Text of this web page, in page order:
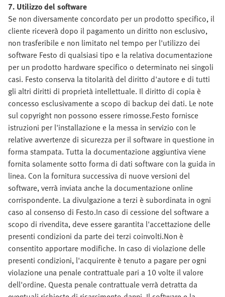
7. Utilizzo del software
Se non diversamente concordato per un prodotto specifico, il
cliente riceverà dopo il pagamento un diritto non esclusivo,
non trasferibile e non limitato nel tempo per l'utilizzo dei
software Festo di qualsiasi tipo e la relativa documentazione
per un prodotto hardware specifico o determinato nei singoli
casi. Festo conserva la titolarità del diritto d'autore e di tutti
gli altri diritti di proprietà intellettuale. Il diritto di copia è
concesso esclusivamente a scopo di backup dei dati. Le note
sul copyright non possono essere rimosse.Festo fornisce
istruzioni per l'installazione e la messa in servizio con le
relative avvertenze di sicurezza per il software in questione in
forma stampata. Tutta la documentazione aggiuntiva viene
fornita solamente sotto forma di dati software con la guida in
linea. Con la fornitura successiva di nuove versioni del
software, verrà inviata anche la documentazione online
corrispondente. La divulgazione a terzi è subordinata in ogni
caso al consenso di Festo.In caso di cessione del software a
scopo di rivendita, deve essere garantita l'accettazione delle
presenti condizioni da parte dei terzi coinvolti.Non è
consentito apportare modifiche. In caso di violazione delle
presenti condizioni, l'acquirente è tenuto a pagare per ogni
violazione una penale contrattuale pari a 10 volte il valore
dell'ordine. Questa penale contrattuale verrà detratta da